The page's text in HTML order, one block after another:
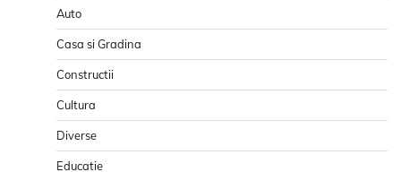
Auto
Casa si Gradina
Constructii
Cultura
Diverse
Educatie